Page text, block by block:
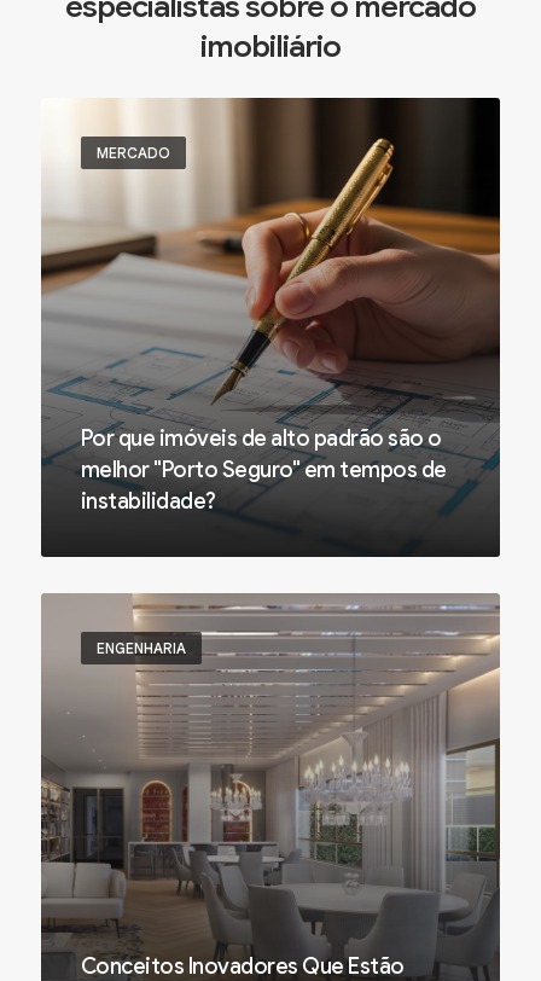
imobiliário
MERCADO
Por que imóveis de alto padrão são o
melhor "Porto Seguro" em tempos de
instabilidade?
ENGENHARIA
Conceitos Inovadores Que Estão